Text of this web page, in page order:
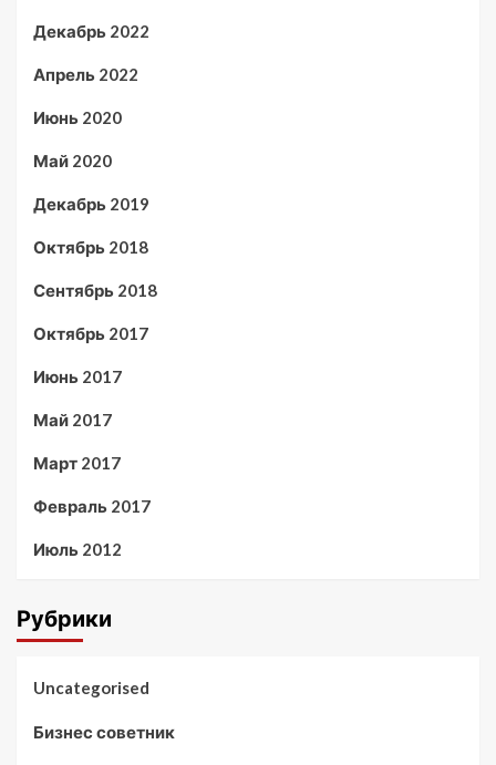
Декабрь 2022
Апрель 2022
Июнь 2020
Май 2020
Декабрь 2019
Октябрь 2018
Сентябрь 2018
Октябрь 2017
Июнь 2017
Май 2017
Март 2017
Февраль 2017
Июль 2012
Рубрики
Uncategorised
Бизнес советник